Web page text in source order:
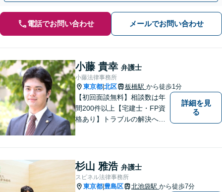
電話でお問い合わせ メールでお問い合わせ
小藤 貴幸 弁護士
小藤法律事務所
東京都 北区 板橋駅 から徒歩1分
【初回面談無料】相談数は年
間200件以上【宅建士・FP資
格あり】トラブルの解決へは
続・離婚・企業法務はお任せ
ください。【板橋駅徒歩1分】
詳細を見
る
杉山 雅浩 弁護士
スピネル法律事務所
東京都 豊島区 北池袋駅 から徒歩7分